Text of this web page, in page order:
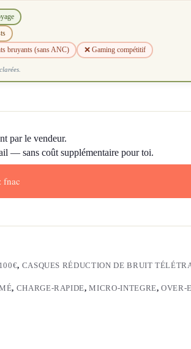
bruyants (sans ANC) ❌ Gaming compétitif
par le vendeur.
— sans coût supplémentaire pour toi.
fnac
, CASQUES RÉDUCTION DE BRUIT
, CHARGE-RAPIDE,MICRO-INTEGRE,OVER-